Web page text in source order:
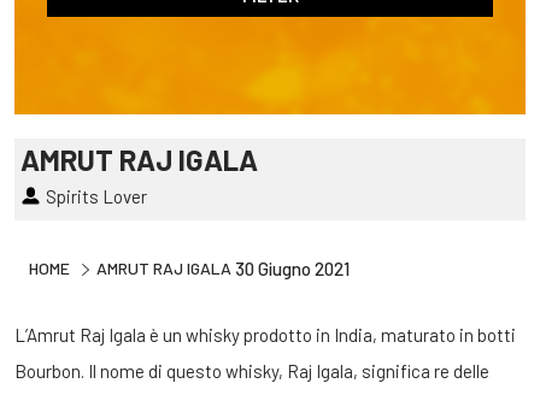
AMRUT RAJ IGALA
Spirits Lover
HOME AMRUT RAJ IGALA 30 Giugno 2021
L’Amrut Raj Igala è un whisky prodotto in India, maturato in botti
Bourbon. Il nome di questo whisky, Raj Igala, significa re delle